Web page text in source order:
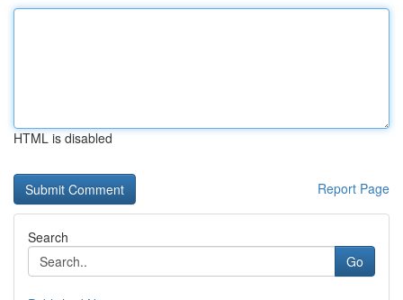
HTML is disabled
Report Page
Search
Go